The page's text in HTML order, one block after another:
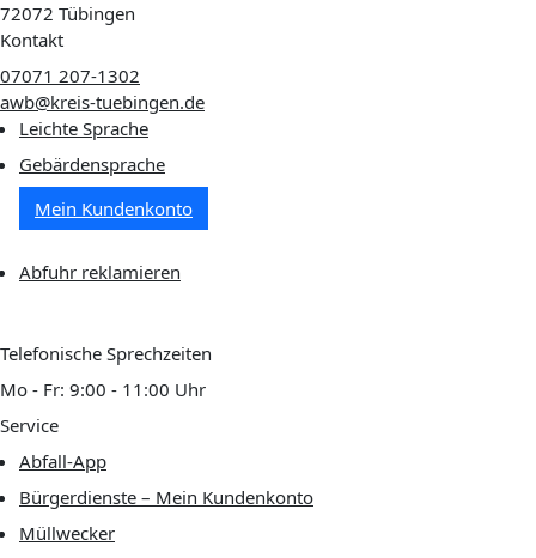
72072 Tübingen
Kontakt
07071 207-1302
awb@kreis-tuebingen.de
Leichte Sprache
Gebärdensprache
Mein Kundenkonto
Abfuhr reklamieren
Telefonische Sprechzeiten
Mo - Fr: 9:00 - 11:00 Uhr
Service
Abfall-App
Bürgerdienste – Mein Kundenkonto
Müllwecker